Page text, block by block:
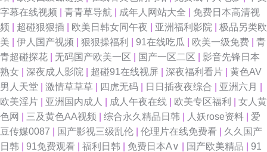
字幕在线视频
青青草导航 成年人网站大全
免费日本高清视
频
超碰狠狠插 欧美日韩女同午夜 亚洲福利影院
极品另类欧
美
伊人国产视频 狠狠操福利 91在线吃瓜 欧美一级免费
青
青超碰探花
无码国产欧美一区 国产一区二区
影音先锋日本
熟女
深夜成人影院 超碰91在线视屏 深夜福利看片
黄色AV
男人天堂
激情草草草 四虎无码 日日插夜夜综合 亚洲六月
欧美淫片
亚洲国内成人 成人午夜在线 欧美专区福利
女人黄
色网
三及黄色AA视频 综合永久精品日韩 人妖rose资料
爱
豆传媒0087
国产影视三级乱伦 伦理片在线免费看
久久国产
日韩
91免费观看 福利日韩 免费日本A∨ 国产欧美精品
91